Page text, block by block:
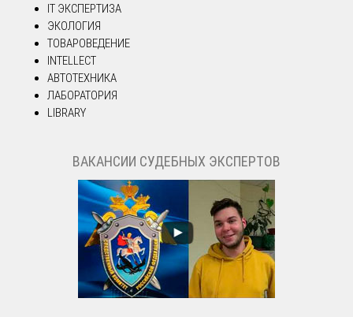
IT ЭКСПЕРТИЗА
ЭКОЛОГИЯ
ТОВАРОВЕДЕНИЕ
INTELLECT
АВТОТЕХНИКА
ЛАБОРАТОРИЯ
LIBRARY
ВАКАНСИИ СУДЕБНЫХ ЭКСПЕРТОВ